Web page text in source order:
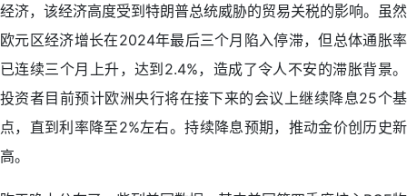
经济，该经济高度受到特朗普总统威胁的贸易关税的影响。虽然
欧元区经济增长在2024年最后三个月陷入停滞，但总体通胀率
已连续三个月上升，达到2.4%，造成了令人不安的滞胀背景。
投资者目前预计欧洲央行将在接下来的会议上继续降息25个基
点，直到利率降至2%左右。持续降息预期，推动金价创历史新
高。